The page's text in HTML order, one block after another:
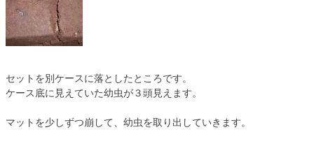
セットを別ケースに落としたところです。
ケース底に見えていた幼虫が３頭見えます。
マットを少しずつ崩して、幼虫を取り出していきます。